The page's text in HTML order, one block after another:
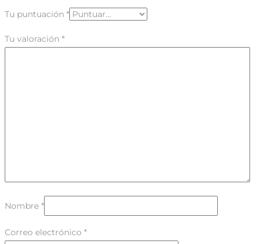
Tu puntuación *
Tu valoración *
Nombre *
Correo electrónico *